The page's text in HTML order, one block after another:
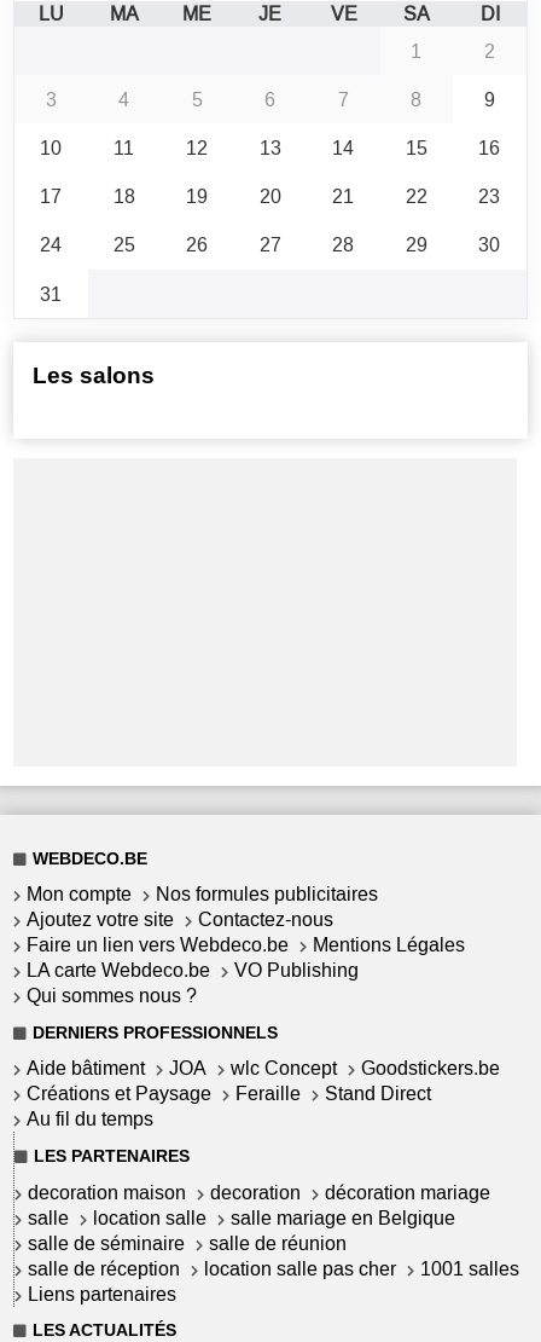
LU MA ME JE VE SA
DI
1
2
3
4 5 6 7 8
9
10
11 12 13 14 15
16
17
18 19 20 21 22
23
24
25 26 27 28 29
30
31
Les salons
WEBDECO.BE
Mon compte
Nos formules publicitaires
Ajoutez votre site
Contactez-nous
Faire un lien vers Webdeco.be
Mentions Légales
LA carte Webdeco.be
VO Publishing
Qui sommes nous ?
DERNIERS PROFESSIONNELS
Aide bâtiment JOA wlc Concept
Goodstickers.be
Créations et Paysage
Feraille
Stand Direct
Au fil du temps
LES PARTENAIRES
decoration maison decoration
décoration mariage
salle
location salle
salle mariage en Belgique
salle de séminaire
salle de réunion
salle de réception
location salle pas cher
1001 salles
Liens partenaires
LES ACTUALITÉS